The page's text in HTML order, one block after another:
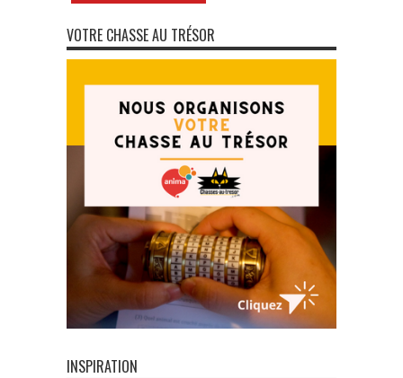
VOTRE CHASSE AU TRÉSOR
INSPIRATION